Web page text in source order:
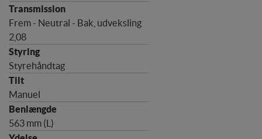
Frem - Neutral - Bak, udveksling
2,08
Styrehåndtag
Manuel
563 mm (L)